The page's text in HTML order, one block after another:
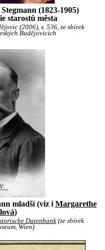
(1823-1905)
starostů města
(2006), s. 536, ze sbírek
Budějovicích
mladší (viz i Margarethe
)
Datenbank(ze sbírek
Wien)